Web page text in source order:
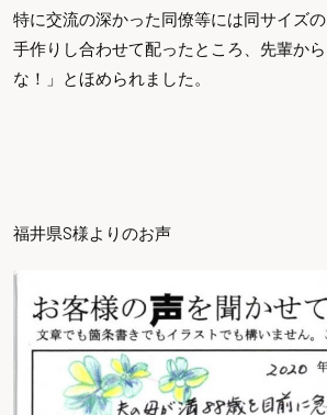
特に交流の深かった同僚等には同サイズ
手作りし合わせて配ったところ、先輩か
な！」とほめられました。
福井県S様よりのお声